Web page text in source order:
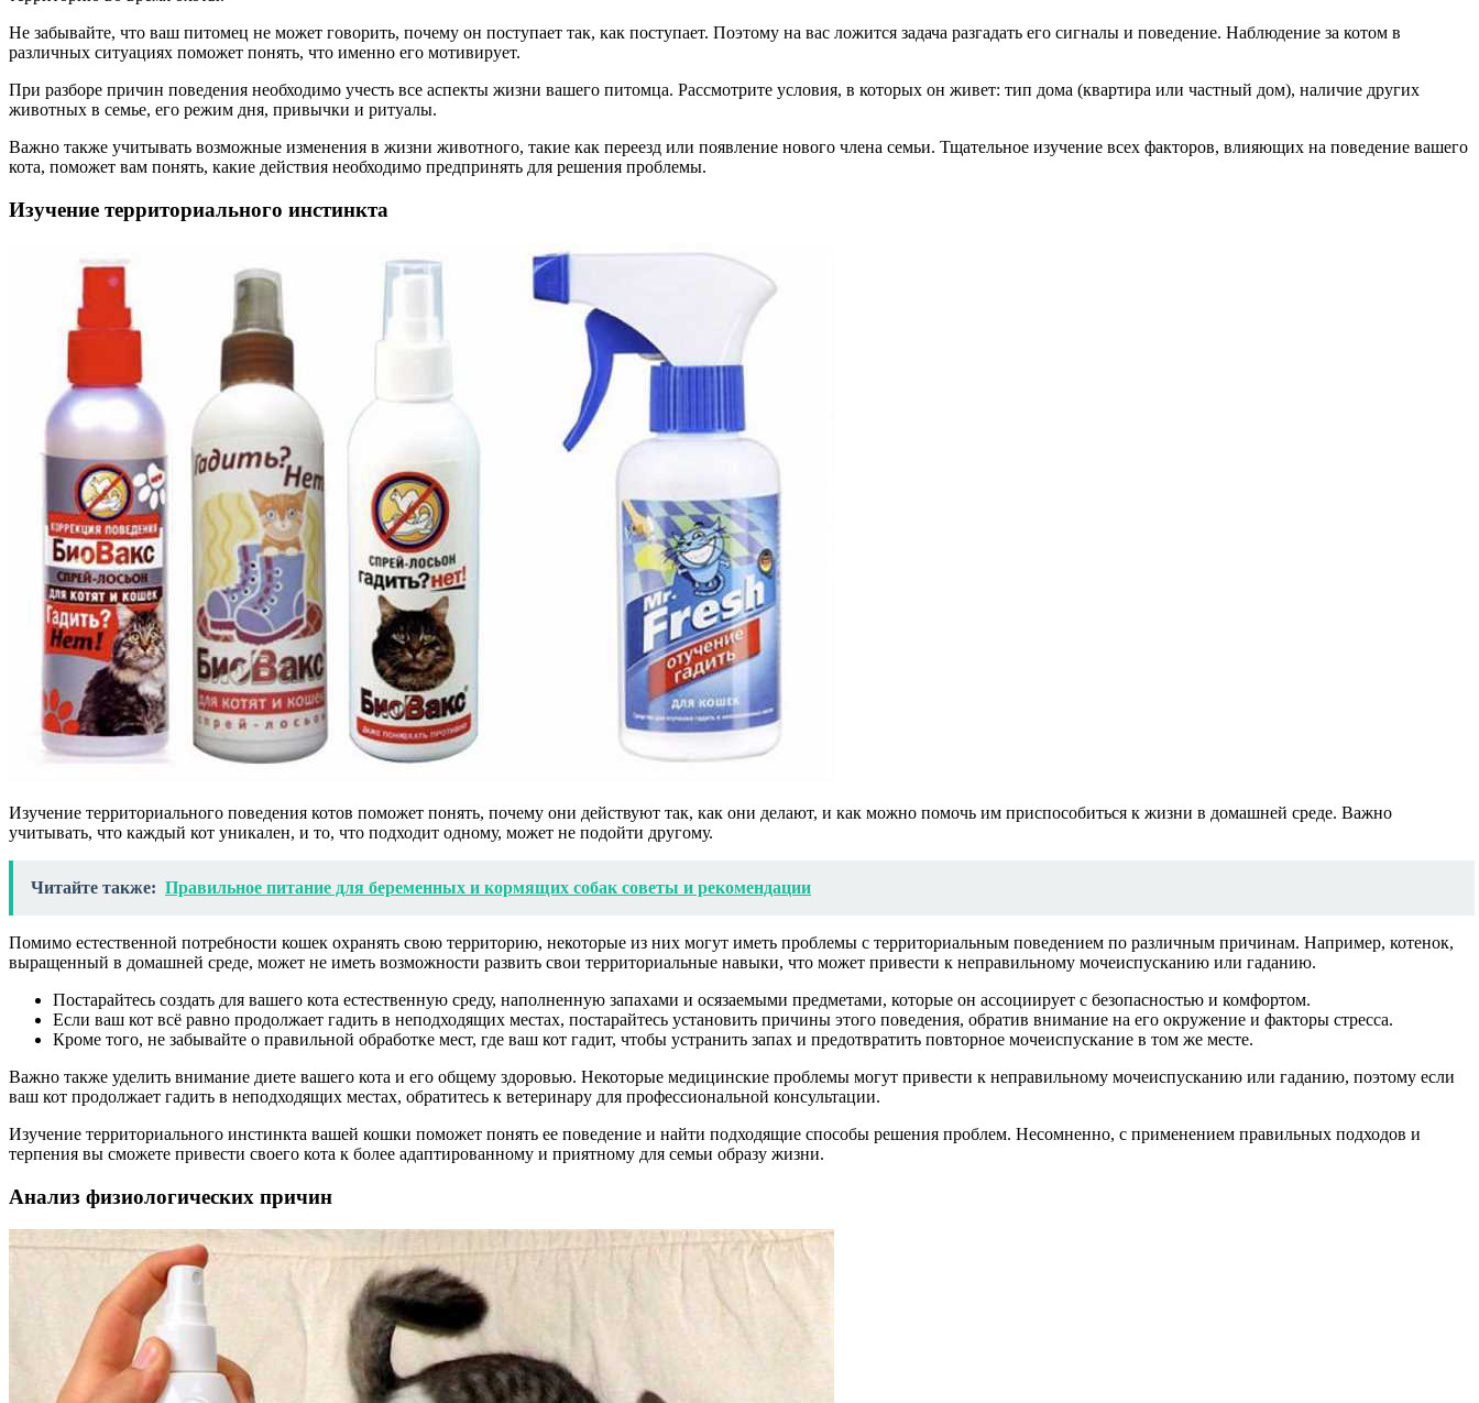
Не забывайте, что ваш питомец не может говорить, почему он поступает так, как поступает. Поэтому на вас ложится задача разгадать его сигналы и поведение. Наблюдение за котом в
различных ситуациях поможет понять, что именно его мотивирует.
При разборе причин поведения необходимо учесть все аспекты жизни вашего питомца. Рассмотрите условия, в которых он живет: тип дома (квартира или частный дом), наличие других
животных в семье, его режим дня, привычки и ритуалы.
Важно также учитывать возможные изменения в жизни животного, такие как переезд или появление нового члена семьи. Тщательное изучение всех факторов, влияющих на поведение вашего
кота, поможет вам понять, какие действия необходимо предпринять для решения проблемы.
Изучение территориального инстинкта
Изучение территориального поведения котов поможет понять, почему они действуют так, как они делают, и как можно помочь им приспособиться к жизни в домашней среде. Важно
учитывать, что каждый кот уникален, и то, что подходит одному, может не подойти другому.
Читайте также: Правильное питание для беременных и кормящих собак советы и рекомендации
Помимо естественной потребности кошек охранять свою территорию, некоторые из них могут иметь проблемы с территориальным поведением по различным причинам. Например, котенок,
выращенный в домашней среде, может не иметь возможности развить свои территориальные навыки, что может привести к неправильному мочеиспусканию или гаданию.
Постарайтесь создать для вашего кота естественную среду, наполненную запахами и осязаемыми предметами, которые он ассоциирует с безопасностью и комфортом.
Если ваш кот всё равно продолжает гадить в неподходящих местах, постарайтесь установить причины этого поведения, обратив внимание на его окружение и факторы стресса.
Кроме того, не забывайте о правильной обработке мест, где ваш кот гадит, чтобы устранить запах и предотвратить повторное мочеиспускание в том же месте.
Важно также уделить внимание диете вашего кота и его общему здоровью. Некоторые медицинские проблемы могут привести к неправильному мочеиспусканию или гаданию, поэтому если
ваш кот продолжает гадить в неподходящих местах, обратитесь к ветеринару для профессиональной консультации.
Изучение территориального инстинкта вашей кошки поможет понять ее поведение и найти подходящие способы решения проблем. Несомненно, с применением правильных подходов и
терпения вы сможете привести своего кота к более адаптированному и приятному для семьи образу жизни.
Анализ физиологических причин